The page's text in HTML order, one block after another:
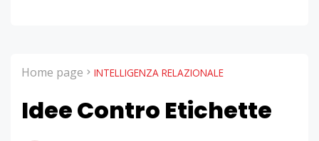
Home page INTELLIGENZA RELAZIONALE
Idee Contro Etichette